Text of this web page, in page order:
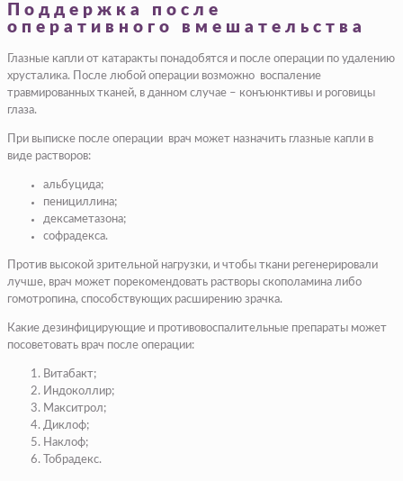
Поддержка после
оперативного вмешательства
Глазные капли от катаракты понадобятся и после операции по удалению
хрусталика. После любой операции возможно воспаление
травмированных тканей, в данном случае – конъюнктивы и роговицы
глаза.
При выписке после операции врач может назначить глазные капли в
виде растворов:
альбуцида;
пенициллина;
дексаметазона;
софрадекса.
Против высокой зрительной нагрузки, и чтобы ткани регенерировали
лучше, врач может порекомендовать растворы скополамина либо
гомотропина, способствующих расширению зрачка.
Какие дезинфицирующие и противовоспалительные препараты может
посоветовать врач после операции:
Витабакт;
Индоколлир;
Макситрол;
Диклоф;
Наклоф;
Тобрадекс.